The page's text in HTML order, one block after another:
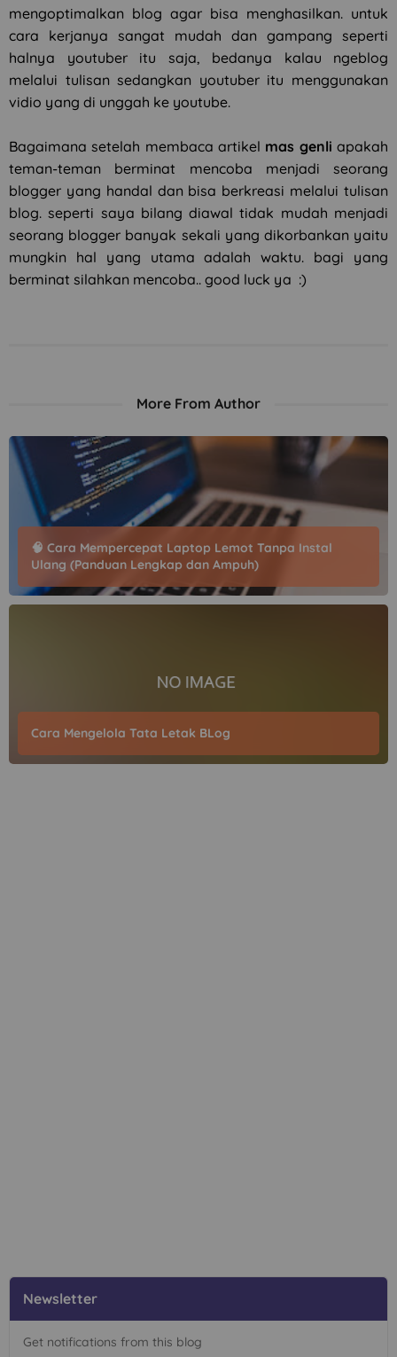
mengoptimalkan blog agar bisa menghasilkan. untuk
cara kerjanya sangat mudah dan gampang seperti
halnya youtuber itu saja, bedanya kalau ngeblog
melalui tulisan sedangkan youtuber itu menggunakan
vidio yang di unggah ke youtube.
Bagaimana setelah membaca artikel mas genli apakah
teman-teman berminat mencoba menjadi seorang
blogger yang handal dan bisa berkreasi melalui tulisan
blog. seperti saya bilang diawal tidak mudah menjadi
seorang blogger banyak sekali yang dikorbankan yaitu
mungkin hal yang utama adalah waktu. bagi yang
berminat silahkan mencoba.. good luck ya :)
More From Author
🧠 Cara Mempercepat Laptop Lemot Tanpa Instal
Ulang (Panduan Lengkap dan Ampuh)
Cara Mengelola Tata Letak BLog
Newsletter
Get notifications from this blog